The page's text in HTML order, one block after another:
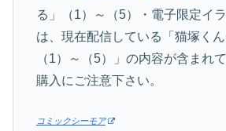
る」（1）～（5）・電子限定イ
は、現在配信している「猫塚く
（1）～（5）」の内容が含まれ
購入にご注意下さい。
コミックシーモア